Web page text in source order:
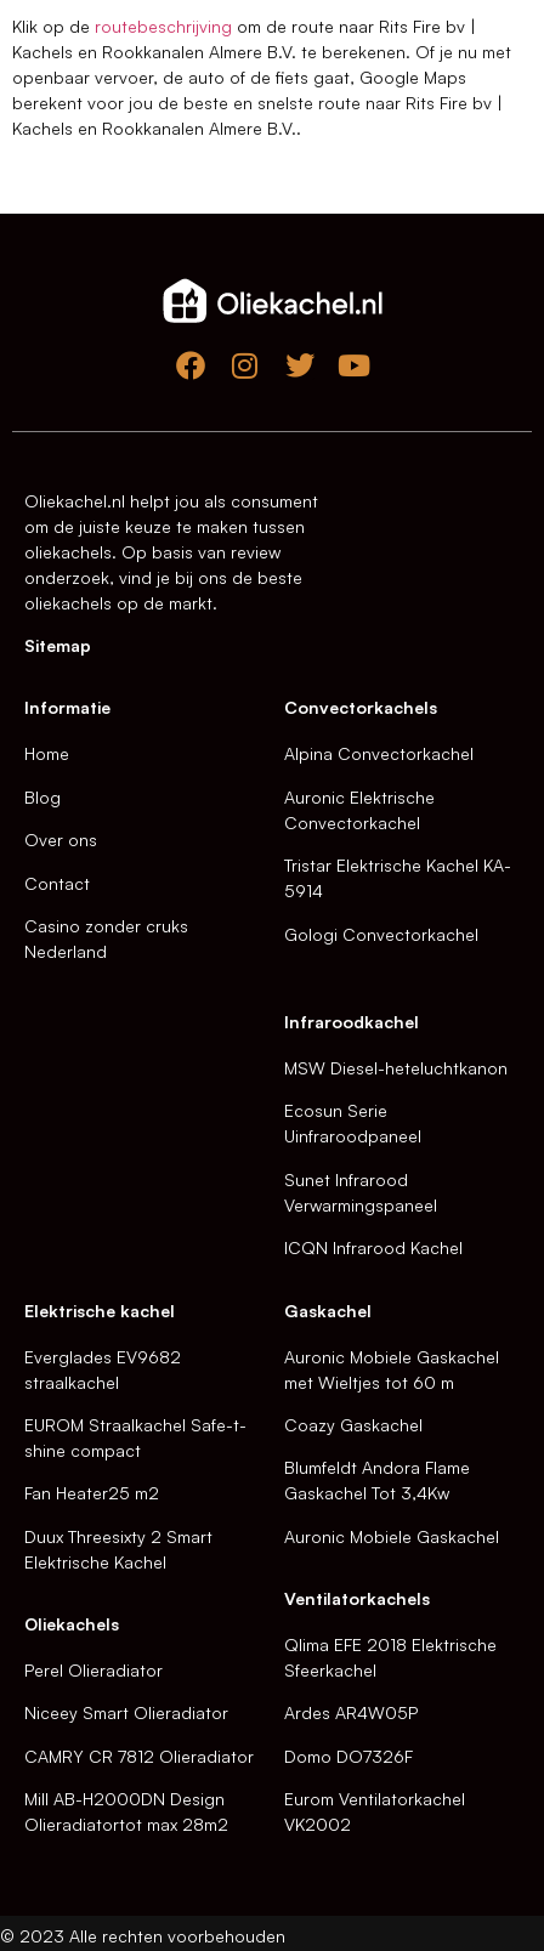
Klik op de routebeschrijving om de route naar Rits Fire bv |
Kachels en Rookkanalen Almere B.V. te berekenen. Of je nu met
openbaar vervoer, de auto of de fiets gaat, Google Maps
berekent voor jou de beste en snelste route naar Rits Fire bv |
Kachels en Rookkanalen Almere B.V..
Oliekachel.nl helpt jou als consument
om de juiste keuze te maken tussen
oliekachels. Op basis van review
onderzoek, vind je bij ons de beste
oliekachels op de markt.
Sitemap
Informatie
Home
Blog
Over ons
Contact
Casino zonder cruks
Nederland
Convectorkachels
Alpina Convectorkachel
Auronic Elektrische
Convectorkachel
Tristar Elektrische Kachel KA-
5914
Gologi Convectorkachel
Infraroodkachel
MSW Diesel-heteluchtkanon
Ecosun Serie
Uinfraroodpaneel
Sunet Infrarood
Verwarmingspaneel
ICQN Infrarood Kachel
Elektrische kachel
Everglades EV9682
straalkachel
EUROM Straalkachel Safe-t-
shine compact
Fan Heater25 m2
Duux Threesixty 2 Smart
Elektrische Kachel
Oliekachels
Perel Olieradiator
Niceey Smart Olieradiator
CAMRY CR 7812 Olieradiator
Mill AB-H2000DN Design
Olieradiatortot max 28m2
Gaskachel
Auronic Mobiele Gaskachel
met Wieltjes tot 60 m
Coazy Gaskachel
Blumfeldt Andora Flame
Gaskachel Tot 3,4Kw
Auronic Mobiele Gaskachel
Ventilatorkachels
Qlima EFE 2018 Elektrische
Sfeerkachel
Ardes AR4W05P
Domo DO7326F
Eurom Ventilatorkachel
VK2002
© 2023 Alle rechten voorbehouden